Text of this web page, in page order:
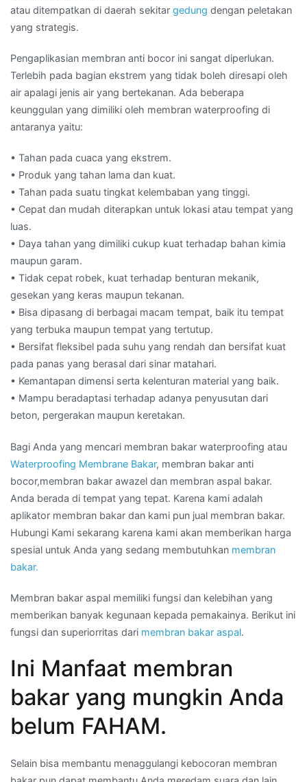
atau ditempatkan di daerah sekitar gedung dengan peletakan
yang strategis.
Pengaplikasian membran anti bocor ini sangat diperlukan.
Terlebih pada bagian ekstrem yang tidak boleh diresapi oleh
air apalagi jenis air yang bertekanan. Ada beberapa
keunggulan yang dimiliki oleh membran waterproofing di
antaranya yaitu:
• Tahan pada cuaca yang ekstrem.
• Produk yang tahan lama dan kuat.
• Tahan pada suatu tingkat kelembaban yang tinggi.
• Cepat dan mudah diterapkan untuk lokasi atau tempat yang
luas.
• Daya tahan yang dimiliki cukup kuat terhadap bahan kimia
maupun garam.
• Tidak cepat robek, kuat terhadap benturan mekanik,
gesekan yang keras maupun tekanan.
• Bisa dipasang di berbagai macam tempat, baik itu tempat
yang terbuka maupun tempat yang tertutup.
• Bersifat fleksibel pada suhu yang rendah dan bersifat kuat
pada panas yang berasal dari sinar matahari.
• Kemantapan dimensi serta kelenturan material yang baik.
• Mampu beradaptasi terhadap adanya penyusutan dari
beton, pergerakan maupun keretakan.
Bagi Anda yang mencari membran bakar waterproofing atau
Waterproofing Membrane Bakar, membran bakar anti
bocor,membran bakar awazel dan membran aspal bakar.
Anda berada di tempat yang tepat. Karena kami adalah
aplikator membran bakar dan kami pun jual membran bakar.
Hubungi Kami sekarang karena kami akan memberikan harga
spesial untuk Anda yang sedang membutuhkan membran
bakar.
Membran bakar aspal memiliki fungsi dan kelebihan yang
memberikan banyak kegunaan kepada pemakainya. Berikut ini
fungsi dan superiorritas dari membran bakar aspal.
Ini Manfaat membran
bakar yang mungkin Anda
belum FAHAM.
Selain bisa membantu menaggulangi kebocoran membran